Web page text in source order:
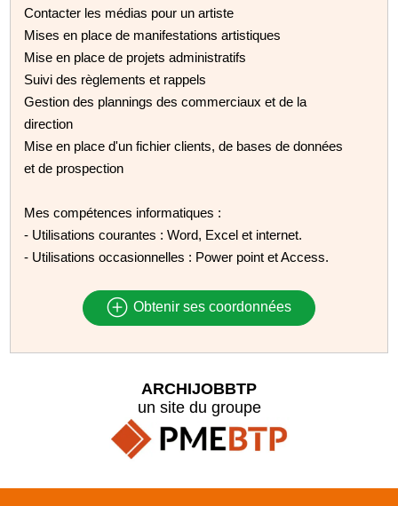
Contacter les médias pour un artiste
Mises en place de manifestations artistiques
Mise en place de projets administratifs
Suivi des règlements et rappels
Gestion des plannings des commerciaux et de la
direction
Mise en place d'un fichier clients, de bases de données
et de prospection
Mes compétences informatiques :
- Utilisations courantes : Word, Excel et internet.
- Utilisations occasionnelles : Power point et Access.
Obtenir ses coordonnées
ARCHIJOBBTP
un site du groupe